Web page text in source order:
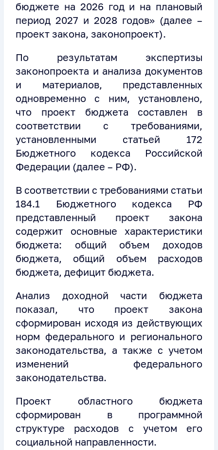
бюджете на 2026 год и на плановый
период 2027 и 2028 годов» (далее –
проект закона, законопроект).
По результатам экспертизы
законопроекта и анализа документов
и материалов, представленных
одновременно с ним, установлено,
что проект бюджета составлен в
соответствии с требованиями,
установленными статьей 172
Бюджетного кодекса Российской
Федерации (далее – РФ).
В соответствии с требованиями статьи
184.1 Бюджетного кодекса РФ
представленный проект закона
содержит основные характеристики
бюджета: общий объем доходов
бюджета, общий объем расходов
бюджета, дефицит бюджета.
Анализ доходной части бюджета
показал, что проект закона
сформирован исходя из действующих
норм федерального и регионального
законодательства, а также с учетом
изменений федерального
законодательства.
Проект областного бюджета
сформирован в программной
структуре расходов с учетом его
социальной направленности.